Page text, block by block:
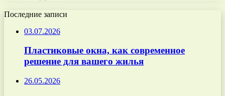
Последние записи
03.07.2026
Пластиковые окна, как современное
решение для вашего жилья
26.05.2026